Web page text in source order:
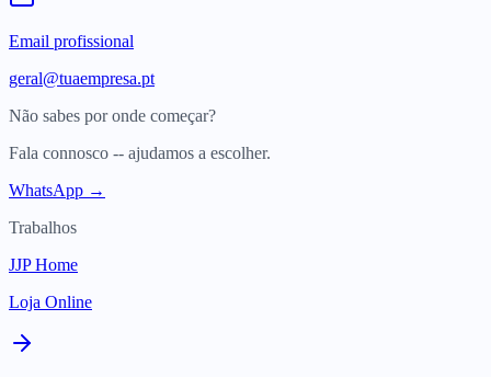
Email profissional
geral@tuaempresa.pt
Não sabes por onde começar?
Fala connosco -- ajudamos a escolher.
WhatsApp →
Trabalhos
JJP Home
Loja Online